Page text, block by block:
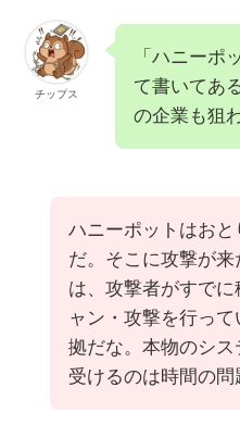
チップス
「ハニーポ
て書いてあ
の企業も狙
ハニーポットはおと
だ。そこに攻撃が来
は、攻撃者がすでに
ャン・攻撃を行っ
拠だな。本物のシス
受けるのは時間の問